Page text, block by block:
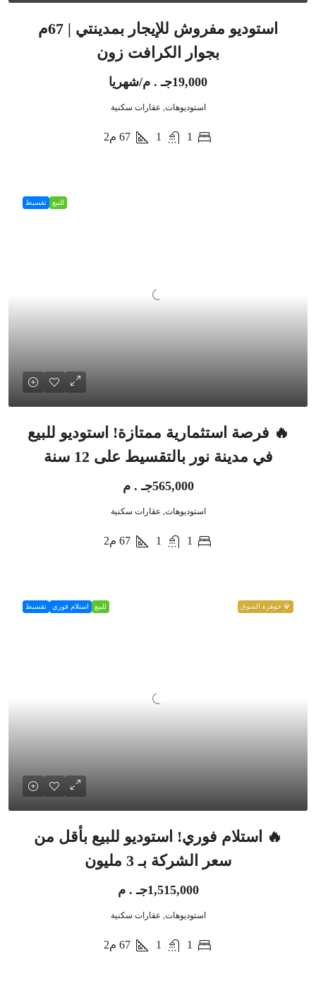
استوديو مفروش للإيجار بمدينتي | 67م
بجوار الكرافت زون
19,000جـ . م/شهريا
استوديوهات, عقارات سكنية
1
1
67 م2
للبيع تقسيط
🔥 فرصة استثمارية ممتازة! استوديو للبيع
في مدينة نور بالتقسيط على 12 سنة
565,000جـ . م
استوديوهات, عقارات سكنية
1
1
67 م2
💎 جوهرة السوق للبيع استلام فوري تقسيط
🔥 استلام فوري! استوديو للبيع بأقل من
سعر الشركة بـ 3 مليون
1,515,000جـ . م
استوديوهات, عقارات سكنية
1
1
67 م2